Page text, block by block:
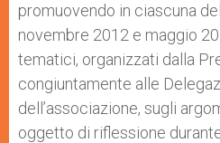
promuovendo in ciascuna
novembre 2012 e maggio
tematici, organizzati dalla
congiuntamente alle
dell’associazione, sugli
oggetto di riflessione